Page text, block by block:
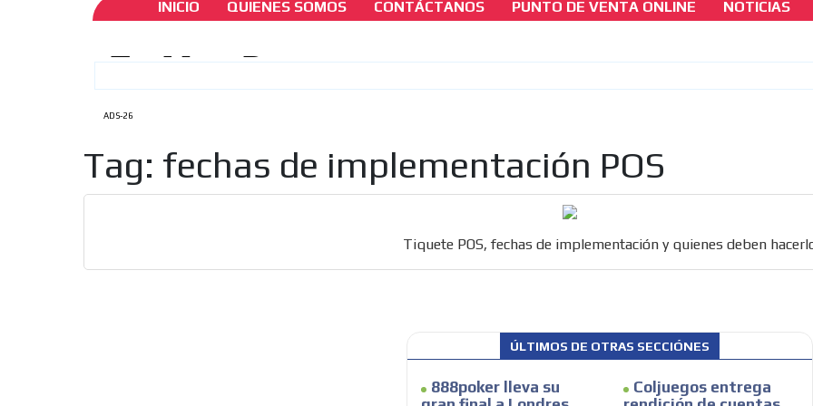
INICIO QUIENES SOMOS CONTÁCTANOS PUNTO DE VENTA ONLINE NOTICIAS
Tiquete POS, fechas de implementación y
ADS-26
Tag: fechas de implementación POS
Tiquete POS, fechas de implementación y quienes deben
ÚLTIMOS DE OTRAS SECCIÓNES
888poker lleva su
Coljuegos entrega